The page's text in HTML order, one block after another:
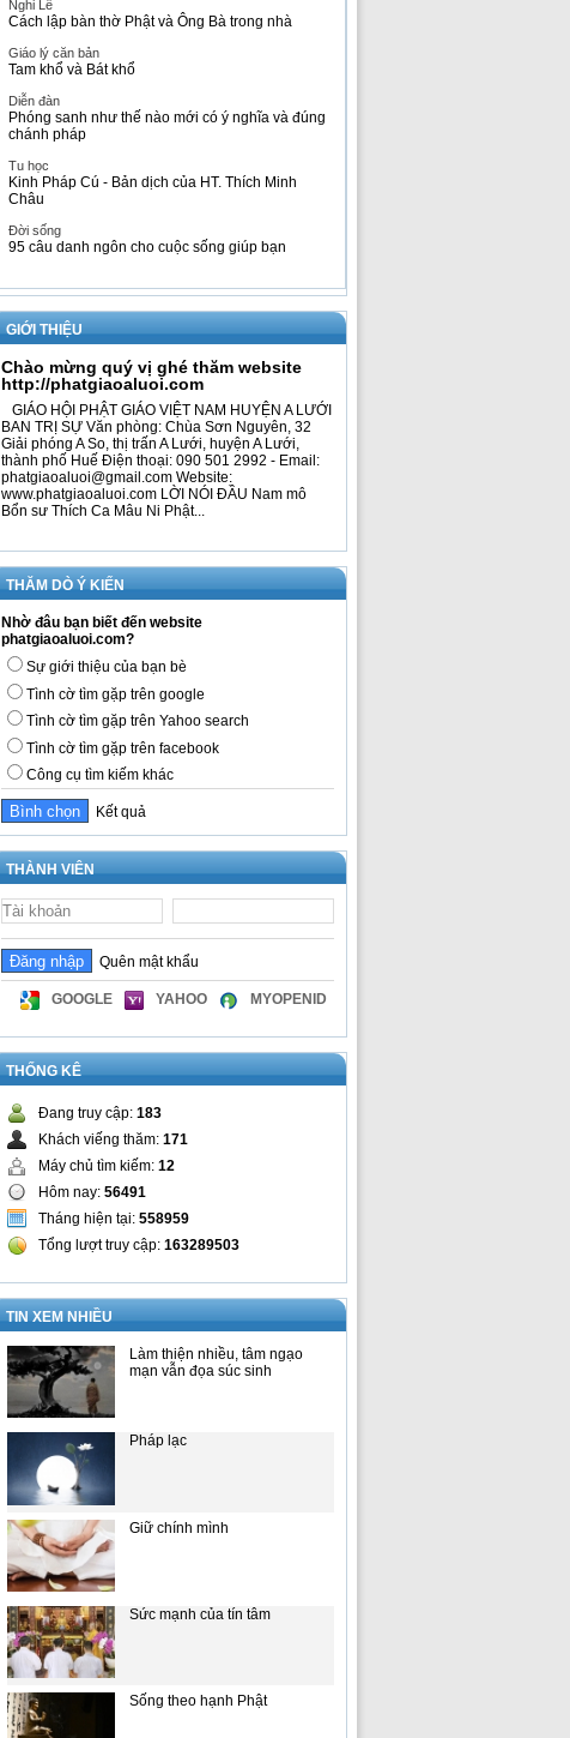
Nghi Lễ
Cách lập bàn thờ Phật và Ông Bà trong nhà
Giáo lý căn bản
Tam khổ và Bát khổ
Diễn đàn
Phóng sanh như thế nào mới có ý nghĩa và đúng
chánh pháp
Tu học
Kinh Pháp Cú - Bản dịch của HT. Thích Minh
Châu
Đời sống
95 câu danh ngôn cho cuộc sống giúp bạn
GIỚI THIỆU
Chào mừng quý vị ghé thăm website
http://phatgiaoaluoi.com
GIÁO HỘI PHẬT GIÁO VIỆT NAM HUYỆN A LƯỚI
BAN TRỊ SỰ Văn phòng: Chùa Sơn Nguyên, 32
Giải phóng A So, thị trấn A Lưới, huyện A Lưới,
thành phố Huế Điện thoại: 090 501 2992 - Email:
phatgiaoaluoi@gmail.com Website:
www.phatgiaoaluoi.com LỜI NÓI ĐẦU Nam mô
Bổn sư Thích Ca Mâu Ni Phật...
THĂM DÒ Ý KIẾN
Nhờ đâu bạn biết đến website
phatgiaoaluoi.com?
Sự giới thiệu của bạn bè
Tình cờ tìm gặp trên google
Tình cờ tìm gặp trên Yahoo search
Tình cờ tìm gặp trên facebook
Công cụ tìm kiếm khác
Kết quả
THÀNH VIÊN
Quên mật khẩu
GOOGLE YAHOO MYOPENID
THỐNG KÊ
Đang truy cập: 183
Khách viếng thăm: 171
Máy chủ tìm kiếm: 12
Hôm nay: 56491
Tháng hiện tại: 558959
Tổng lượt truy cập: 163289503
TIN XEM NHIỀU
Làm thiện nhiều, tâm ngạo
mạn vẫn đọa súc sinh
Pháp lạc
Giữ chính mình
Sức mạnh của tín tâm
Sống theo hạnh Phật